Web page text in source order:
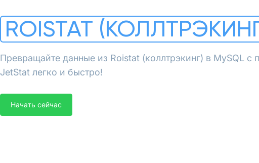
ROISTAT
Превращайте данные из Roistat (коллтрэкинг) в MySQL
JetStat легко и быстро!
Начать сейчас